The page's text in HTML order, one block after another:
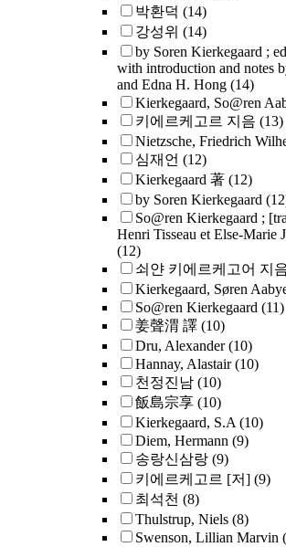
박환덕 (14)
강성위 (14)
by Soren Kierkegaard ;
with introduction and notes
and Edna H. Hong (14)
Kierkegaard, So@ren
키에르케고르 지음 (13)
Nietzsche, Friedrich
심재언 (12)
Kierkegaard 著 (12)
by Soren Kierkegaard
So@ren Kierkegaard ;
Henri Tisseau et Else-Marie
(12)
쇠얀 키에르케고어 지
Kierkegaard, Søren
So@ren Kierkegaard (11)
姜聲渭 譯 (10)
Dru, Alexander (10)
Hannay, Alastair (10)
천정진남 (10)
飯島宗享 (10)
Kierkegaard, S.A (10)
Diem, Hermann (9)
송랑신삼랑 (9)
키에르케고르 [저] (9)
최석천 (8)
Thulstrup, Niels (8)
Swenson, Lillian Marvin